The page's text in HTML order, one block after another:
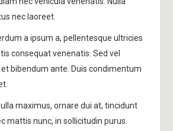
nec laoreet.
a ipsum a, pellentesque ultricies
consequat venenatis. Sed vel
bibendum ante. Duis condimentum
maximus, ornare dui at, tincidunt
mattis nunc, in sollicitudin purus.